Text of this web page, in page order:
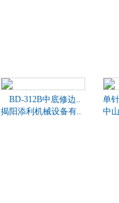
BD-312B中底修边..
揭阳添利机械设备有..
单
中